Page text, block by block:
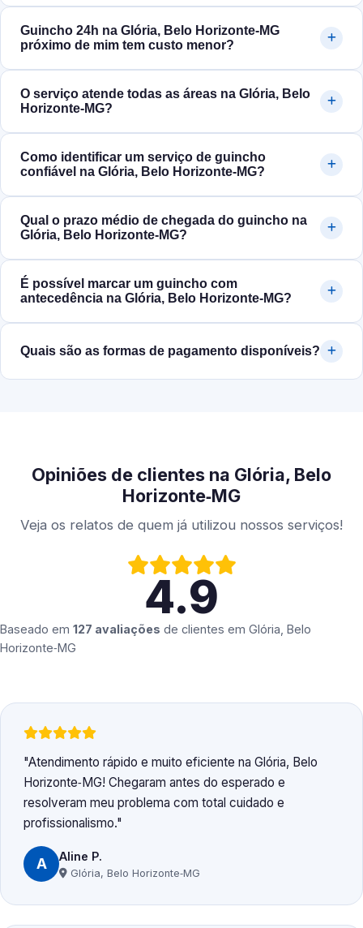
Guincho 24h na Glória, Belo Horizonte‑MG
próximo de mim tem custo menor?
O serviço atende todas as áreas na Glória, Belo
Horizonte‑MG?
Como identificar um serviço de guincho
confiável na Glória, Belo Horizonte‑MG?
Qual o prazo médio de chegada do guincho na
Glória, Belo Horizonte‑MG?
É possível marcar um guincho com
antecedência na Glória, Belo Horizonte‑MG?
Quais são as formas de pagamento disponíveis?
Opiniões de clientes na Glória, Belo
Horizonte‑MG
Veja os relatos de quem já utilizou nossos serviços!
4.9
Baseado em 127 avaliações de clientes em Glória, Belo
Horizonte‑MG
Atendimento rápido e muito eficiente na Glória, Belo
Horizonte‑MG! Chegaram antes do esperado e
resolveram meu problema com total cuidado e
profissionalismo.
A Aline P.
Glória, Belo Horizonte‑MG